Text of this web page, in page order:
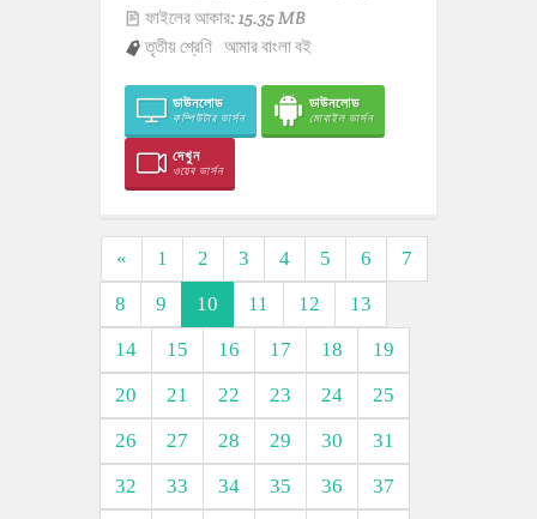
ফাইলের আকার: 15.35 MB
তৃতীয় শ্রেণি আমার বাংলা বই
ডাউনলোড
কম্পিউটার ভার্সন
ডাউনলোড
মোবাইল ভার্সন
দেখুন
ওয়েব ভার্সন
« 1 2 3 4 5 6
7
8
9 10 11 12
13
14
15 16 17 18
19
20
21 22 23 24
25
26
27 28 29 30
31
32
33 34 35 36
37